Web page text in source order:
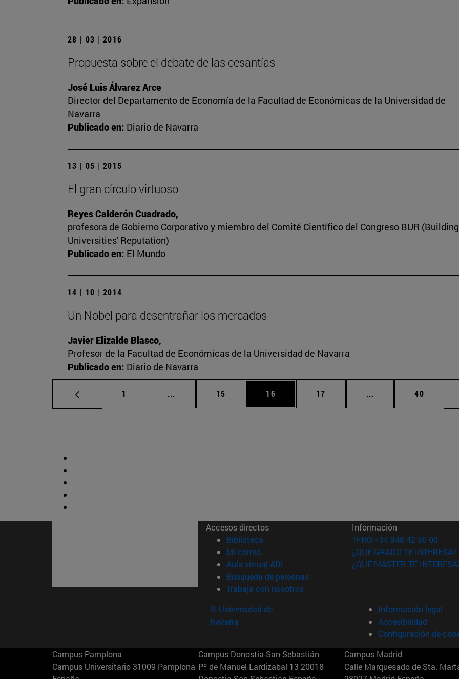
28 | 03 | 2016
Propuesta sobre el debate de las cesantías
José Luis Álvarez Arce
Director del Departamento de Economía de la Facultad de Económicas de la Universidad de
Navarra
Publicado en: Diario de Navarra
13 | 05 | 2015
El gran círculo virtuoso
Reyes Calderón Cuadrado,
profesora de Gobierno Corporativo y miembro del Comité Científico del Congreso BUR (Building
Universities' Reputation)
Publicado en: El Mundo
14 | 10 | 2014
Un Nobel para desentrañar los mercados
Javier Elizalde Blasco,
Profesor de la Facultad de Económicas de la Universidad de Navarra
Publicado en: Diario de Navarra
Página
1 ... Páginas intermedias Use TAB para desplazarse.
Página
15 Página
16 Página
17 ... Páginas intermedias
Página
40
Accesos directos
Biblioteca (abre en nueva ventana)
Mi correo(abre en nueva ventana)
Aula virtual ADI (abre en nueva ventana)
Búsqueda de personas(abre en nueva ventana)
Trabaja con nosotros(abre en nueva ventana)
Información
TFNO +34 948 42 56 00
¿QUÉ GRADO TE INTERESA?
¿QUÉ MÁSTER TE
© Universidad de
Navarra
Información legal
Accesibilidad
Configuración de
Campus Pamplona
Campus Universitario 31009 Pamplona
Campus Donostia-San Sebastián
Pº de Manuel Lardizabal 13 20018
Campus Madrid
Calle Marquesado de Sta.